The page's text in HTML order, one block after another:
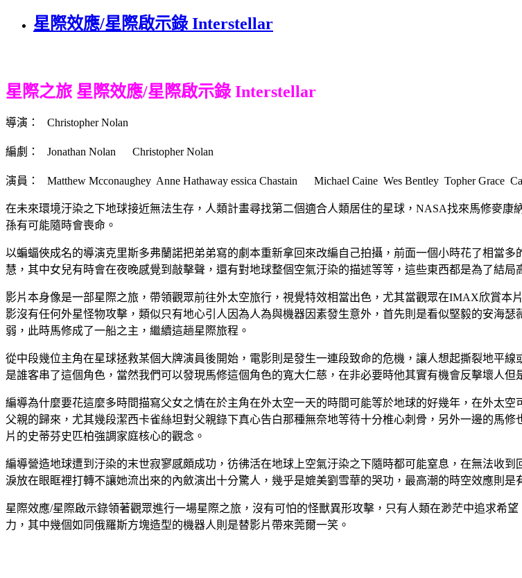
星際效應/星際啟示錄 Interstellar
星際之旅 星際效應/星際啟示錄 Interstellar
導演： Christopher Nolan
編劇： Jonathan Nolan Christopher Nolan
演員： Matthew Mcconaughey Anne Hathaway essica Chastain Michael Caine Wes Bentley Topher Grace
在未來環境汙染之下地球接近無法生存，人類計畫尋找第二個適合人類居住的星球，NASA找來馬修麥
孫有可能隨時會喪命。
以蝙蝠俠成名的導演克里斯多弗蘭諾把弟弟寫的劇本重新拿回來改編自己拍攝，前面一個小時花了相當
慧，其中女兒有時會在夜晚感覺到敲擊聲，還有對地球整個空氣汙染的描述等等，這些東西都是為了結局
影片本身像是一部星際之旅，帶領觀眾前往外太空旅行，視覺特效相當出色，尤其當觀眾在IMAX欣賞
影沒有任何外星怪物攻擊，類似只有地心引人因為人為與機器因素發生意外，首先則是看似堅毅的安海
弱，此時馬修成了一船之主，繼續這趟星際旅程。
從中段幾位主角在星球拯救某個大牌演員後開始，電影則是發生一連段致命的危機，讓人想起撕裂地平
是誰客串了這個角色，當然我們可以發現馬修這個角色的寬大仁慈，在非必要時他其實有機會反擊壞人但
編導為什麼要花這麼多時間描寫父女之情在於主角在外太空一天的時間可能等於地球的好幾年，在外太
父親的歸來，尤其幾段潔西卡雀絲坦對父親錄下真心告白那種無奈地等待十分椎心刺骨，另外一邊的馬
片的史蒂芬史匹柏強調家庭核心的觀念。
編導營造地球遭到汙染的末世寂寥感頗成功，彷彿活在地球上空氣汙染之下隨時都可能窒息，在無法收
淚放在眼眶裡打轉不讓她流出來的內斂演出十分驚人，幾乎是媲美劉雪華的哭功，最高潮的時空效應則是
星際效應/星際啟示錄領著觀眾進行一場星際之旅，沒有可怕的怪獸異形攻擊，只有人類在渺茫中追求希
力，其中幾個如同俄羅斯方塊造型的機器人則是替影片帶來莞爾一笑。